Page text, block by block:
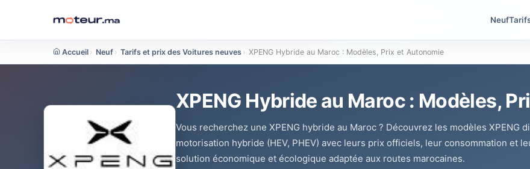
Neuf
Accueil › Neuf › Tarifs et prix des Voitures neuves › XPENG Hybride au Maroc : Modèles, Prix et Autonomie
XPENG Hybride au Maroc : Modèles,
Vous recherchez une XPENG hybride au Maroc ? Découvrez les modèles XPENG
motorisation hybride (HEV, PHEV) avec leurs prix officiels, leur consommation et
solution économique et écologique adaptée aux routes marocaines.